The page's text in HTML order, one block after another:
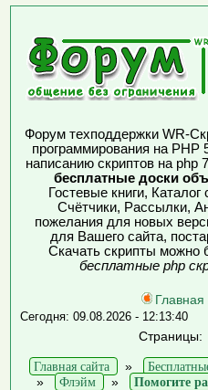
Форум техподдержки WR-
программирования на PHP
написанию скриптов на php
бесплатные доски
Гостевые книги,
Счётчики, Рассылки,
пожелания для новых
для Вашего сайта,
Скачать скрипты можно
бесплатные php
Главная
Сегодня: 09.08.2026 - 12:13:40
Страницы:
Главная сайта »
»
Флэйм » Помогите